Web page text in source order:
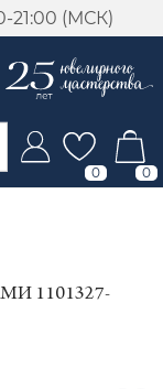
21:00 (МСК)
0 0
1101327-